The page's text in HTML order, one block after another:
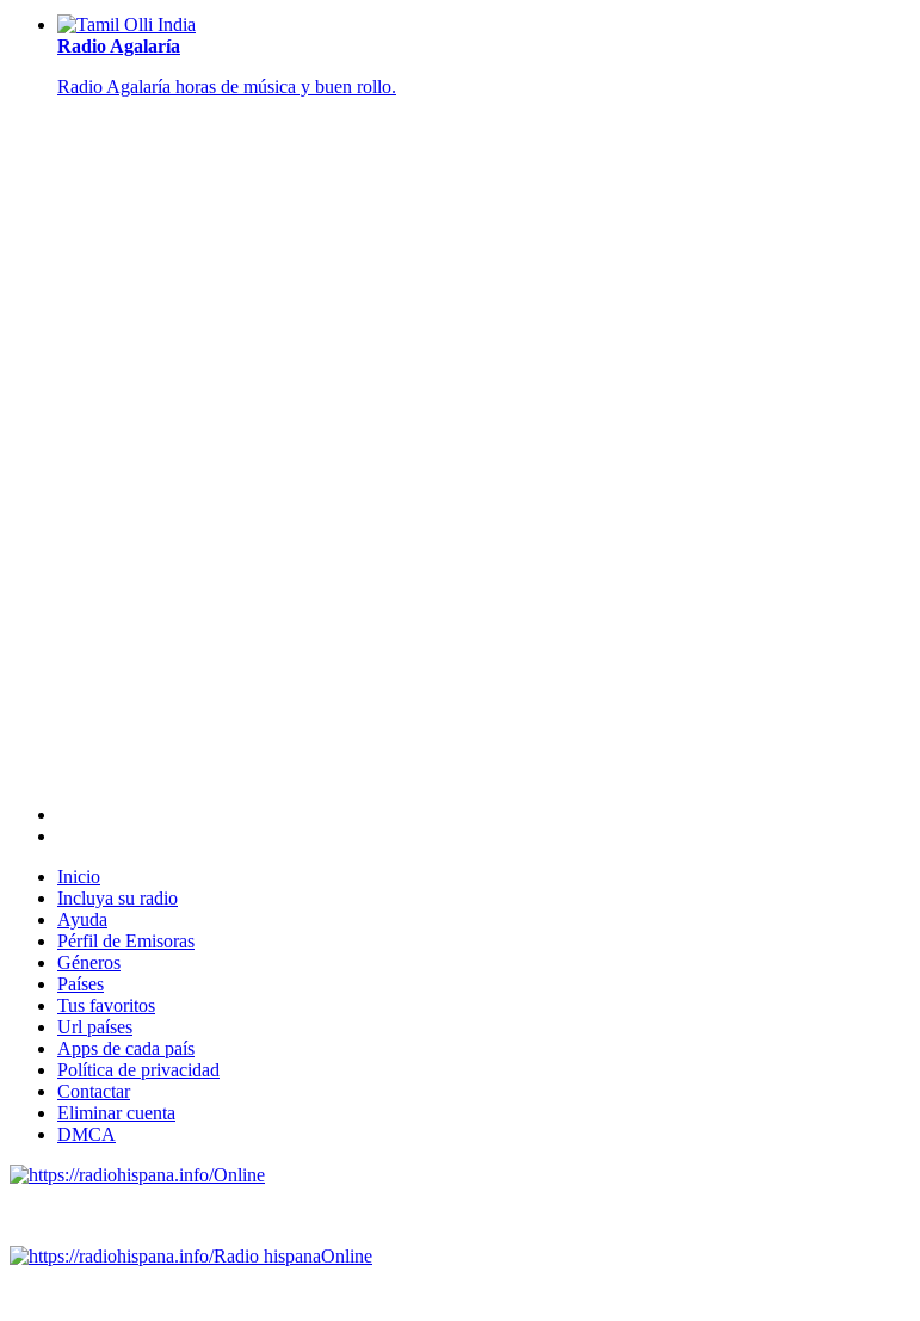
Radio Agalaría
Radio Agalaría horas de música y buen rollo.
Inicio
Incluya su radio
Ayuda
Pérfil de Emisoras
Géneros
Países
Tus favoritos
Url países
Apps de cada país
Política de privacidad
Contactar
Eliminar cuenta
DMCA
Online
Radio hispanaOnline